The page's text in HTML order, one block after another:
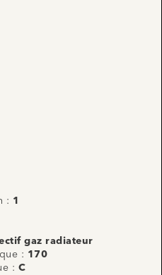
: 1
gaz radiateur
: 170
: C